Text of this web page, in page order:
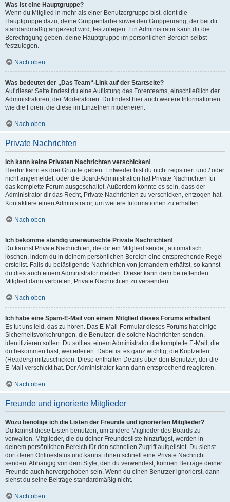
Was ist eine Hauptgruppe?
Wenn du Mitglied in mehr als einer Benutzergruppe bist, dient die
Hauptgruppe dazu, deine Gruppenfarbe sowie den Gruppenrang, der bei dir
standardmäßig angezeigt wird, festzulegen. Ein Administrator kann dir die
Berechtigung geben, deine Hauptgruppe im persönlichen Bereich selbst
festzulegen.
Nach oben
Was bedeutet der „Das Team“-Link auf der Startseite?
Auf dieser Seite findest du eine Auflistung des Forenteams, einschließlich der
Administratoren, der Moderatoren. Du findest hier auch weitere Informationen
wie die Foren, die diese im Einzelnen moderieren.
Nach oben
Private Nachrichten
Ich kann keine Privaten Nachrichten verschicken!
Hierfür kann es drei Gründe geben: Entweder bist du nicht registriert und / oder
nicht angemeldet, oder die Board-Administration hat Private Nachrichten für
das komplette Forum ausgeschaltet. Außerdem könnte es sein, dass der
Administrator dir das Recht, Private Nachrichten zu verschicken, entzogen hat.
Kontaktiere einen Administrator, um weitere Informationen zu erhalten.
Nach oben
Ich bekomme ständig unerwünschte Private Nachrichten!
Du kannst Private Nachrichten, die dir ein Mitglied sendet, automatisch
löschen, indem du in deinem persönlichen Bereich eine entsprechende Regel
erstellst. Falls du belästigende Nachrichten von jemandem erhältst, so kannst
du dies auch einem Administrator melden. Dieser kann dem betreffenden
Mitglied dann verbieten, Private Nachrichten zu versenden.
Nach oben
Ich habe eine Spam-E-Mail von einem Mitglied dieses Forums erhalten!
Es tut uns leid, das zu hören. Das E-Mail-Formular dieses Forums hat einige
Sicherheitsvorkehrungen, die Benutzer, die solche Nachrichten senden,
identifizieren sollen. Du solltest einem Administrator die komplette E-Mail, die
du bekommen hast, weiterleiten. Dabei ist es ganz wichtig, die Kopfzeilen
(Headers) mitzuschicken. Diese enthalten Details über den Benutzer, der die
E-Mail verschickt hat. Der Administrator kann dann entsprechend reagieren.
Nach oben
Freunde und ignorierte Mitglieder
Wozu benötige ich die Listen der Freunde und ignorierten Mitglieder?
Du kannst diese Listen benutzen, um andere Mitglieder des Boards zu
verwalten. Mitglieder, die du deiner Freundesliste hinzufügst, werden in
deinem persönlichen Bereich für den schnellen Zugriff aufgelistet. Du siehst
dort deren Onlinestatus und kannst ihnen schnell eine Private Nachricht
senden. Abhängig von dem Style, den du verwendest, können Beiträge deiner
Freunde auch hervorgehoben sein. Wenn du einen Benutzer ignorierst, dann
siehst du seine Beiträge standardmäßig nicht.
Nach oben